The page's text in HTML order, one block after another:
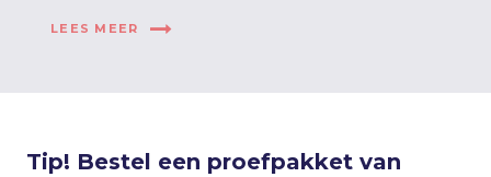
LEES MEER
Tip! Bestel een proefpakket van